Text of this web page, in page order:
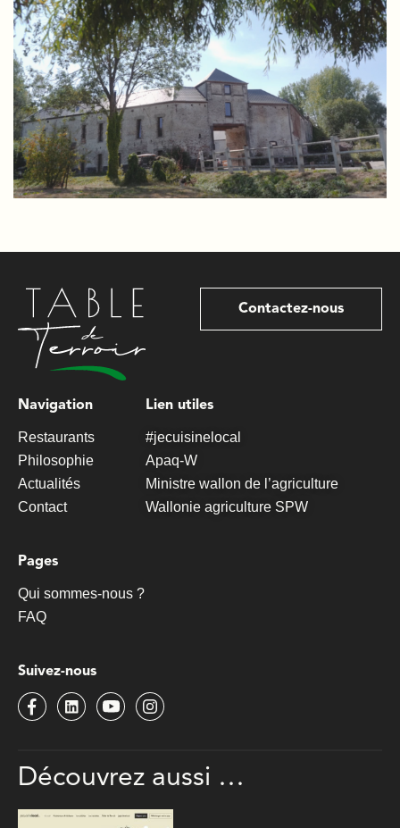
Contactez-nous
Navigation
Restaurants
Philosophie
Actualités
Contact
Lien utiles
#jecuisinelocal
Apaq-W
Ministre wallon de l’agriculture
Wallonie agriculture SPW
Pages
Qui sommes-nous ?
FAQ
Suivez-nous
Découvrez aussi …